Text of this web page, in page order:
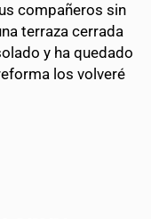
compañeros sin
terraza cerrada
y ha quedado
los volveré